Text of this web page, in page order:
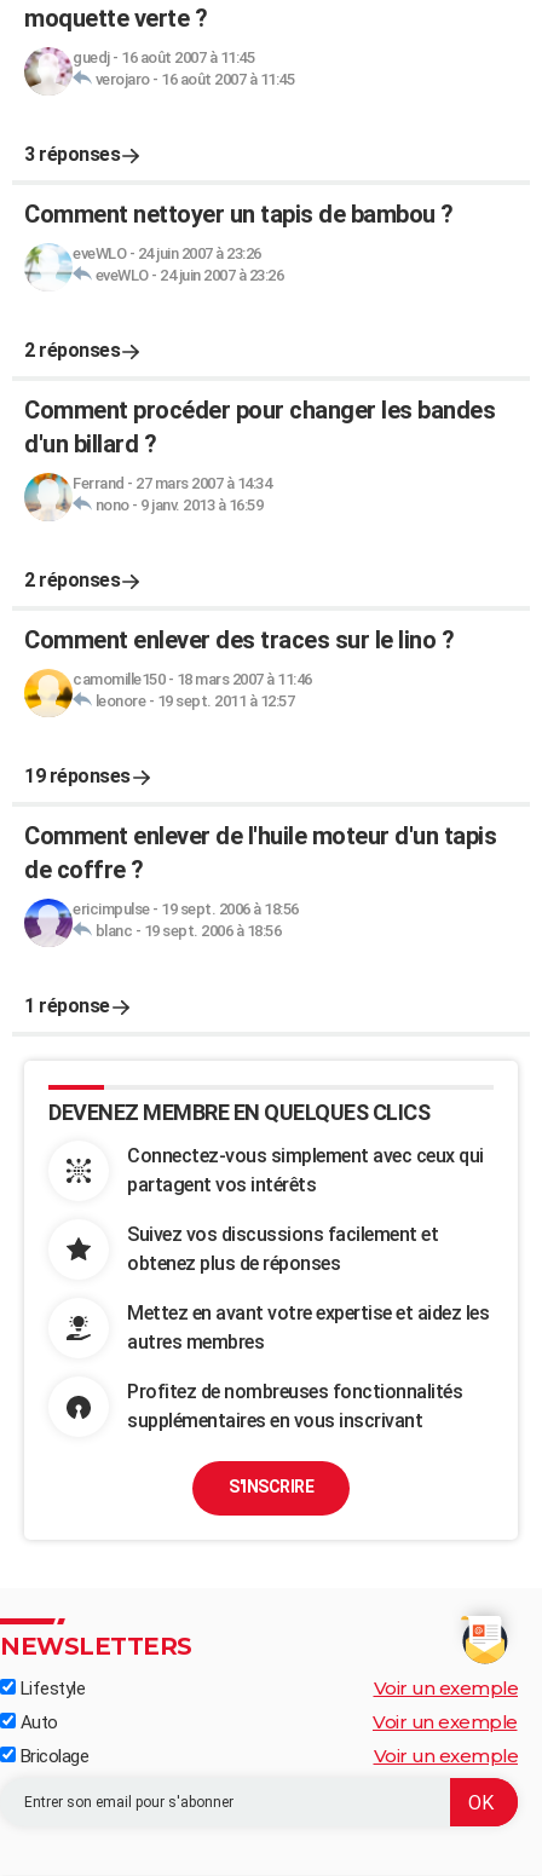
moquette verte ?
guedj- 16 août 2007 à 11:45
verojaro- 16 août 2007 à 11:45
3 réponses
Comment nettoyer un tapis de bambou ?
eveWLO- 24 juin 2007 à 23:26
eveWLO- 24 juin 2007 à 23:26
2 réponses
Comment procéder pour changer les bandes
d'un billard ?
Ferrand - 27 mars 2007 à 14:34
nono- 9 janv. 2013 à 16:59
2 réponses
Comment enlever des traces sur le lino ?
camomille150- 18 mars 2007 à 11:46
leonore- 19 sept. 2011 à 12:57
19 réponses
Comment enlever de l'huile moteur d'un tapis
de coffre ?
ericimpulse- 19 sept. 2006 à 18:56
blanc - 19 sept. 2006 à 18:56
1 réponse
DEVENEZ MEMBRE EN QUELQUES CLICS
Connectez-vous simplement avec ceux qui
partagent vos intérêts
Suivez vos discussions facilement et
obtenez plus de réponses
Mettez en avant votre expertise et aidez les
autres membres
Profitez de nombreuses fonctionnalités
supplémentaires en vous inscrivant
S'INSCRIRE
NEWSLETTERS
Lifestyle Voir un exemple
Auto Voir un exemple
Bricolage Voir un exemple